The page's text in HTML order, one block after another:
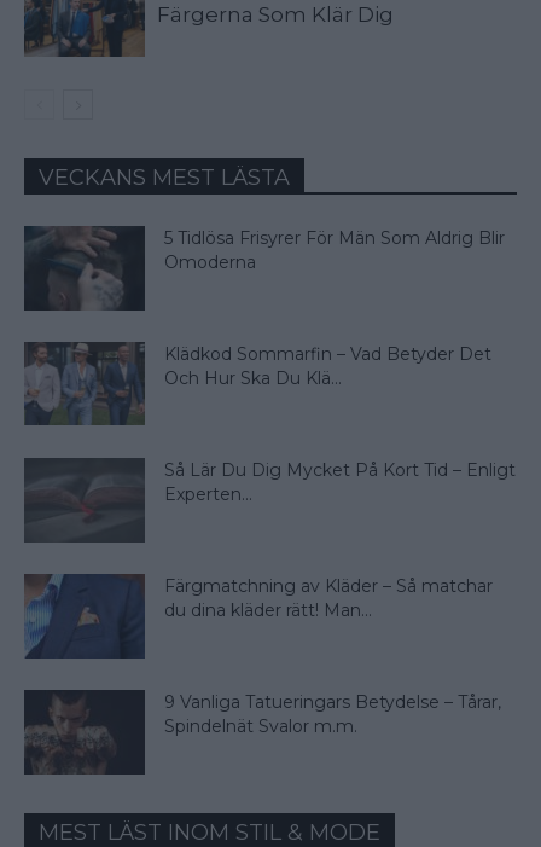
Färgerna Som Klär Dig
VECKANS MEST LÄSTA
5 Tidlösa Frisyrer För Män Som Aldrig Blir
Omoderna
Klädkod Sommarfin – Vad Betyder Det
Och Hur Ska Du Klä...
Så Lär Du Dig Mycket På Kort Tid – Enligt
Experten...
Färgmatchning av Kläder – Så matchar
du dina kläder rätt! Man...
9 Vanliga Tatueringars Betydelse – Tårar,
Spindelnät Svalor m.m.
MEST LÄST INOM STIL & MODE